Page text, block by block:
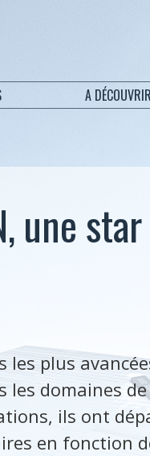
A DÉCOUVRIR
une
les plus
les domaines
ils ont
en fonction